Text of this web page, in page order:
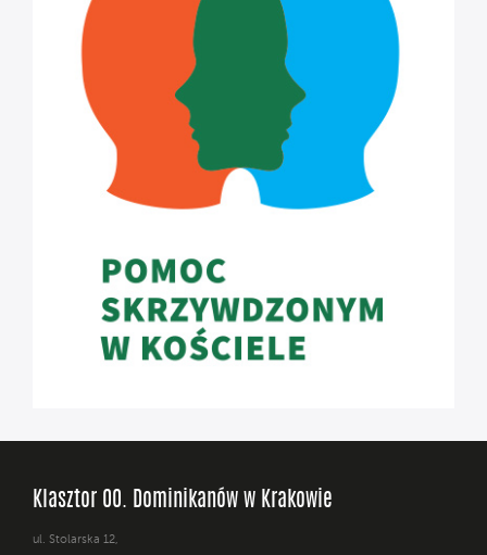
Klasztor OO. Dominikanów w Krakowie
ul. Stolarska 12,